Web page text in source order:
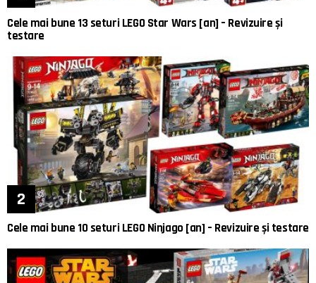
Cele mai bune 13 seturi LEGO Star Wars [an] – Revizuire și
testare
Cele mai bune 10 seturi LEGO Ninjago [an] – Revizuire și testare